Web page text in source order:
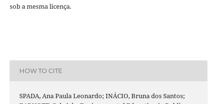
sob a mesma licença.
HOW TO CITE
SPADA, Ana Paula Leonardo; INÁCIO, Bruna dos Santos;